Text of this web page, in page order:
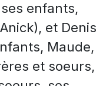
enfants,
et Denis
Maude,
et soeurs,